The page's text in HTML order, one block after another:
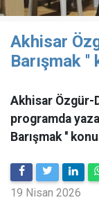
Akhisar
Barışmak
Akhisar Özgür-
programda
Barışmak ''
19 Nisan 2026